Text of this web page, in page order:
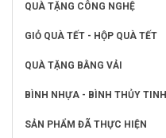
QUÀ TẶNG CÔNG NGHỆ
GIỎ QUÀ TẾT - HỘP QUÀ TẾT
QUÀ TẶNG BẰNG VẢI
BÌNH NHỰA - BÌNH THỦY TINH
SẢN PHẨM ĐÃ THỰC HIỆN